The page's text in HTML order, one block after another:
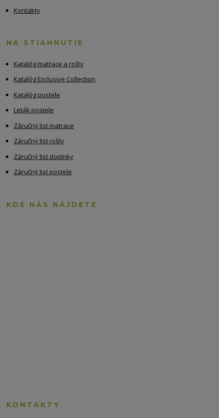
Kontakty
NA STIAHNUTIE
Katalóg matrace a rošty
Katalóg Exclusive Collection
Katalóg postele
Leták postele
Záručný list matrace
Záručný list rošty
Záručný list doplnky
Záručný list postele
KDE NÁS NÁJDETE
KONTAKTY